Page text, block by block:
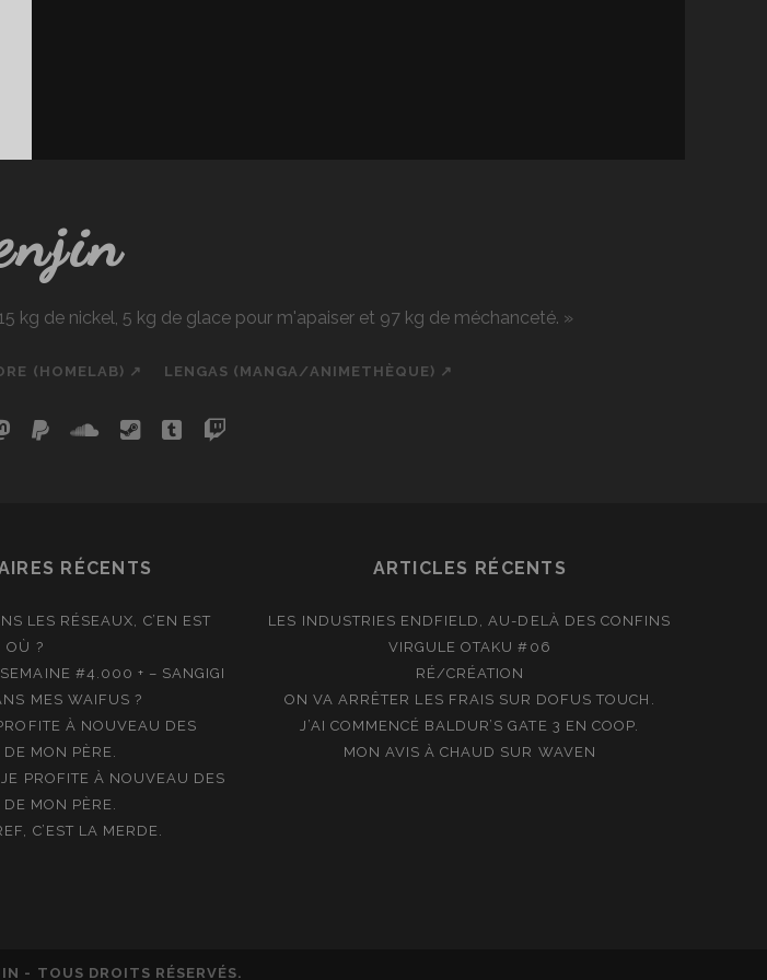
kg de nickel, 5 kg de glace pour m'apaiser et 97 kg de méchanceté. »
(HOMELAB) ↗ LENGAS (MANGA/ANIMETHÈQUE) ↗
mastodon
paypalsoundcloud
steamtumblrtwitch
RÉCENTS
LES RÉSEAUX, C’EN EST
OÙ ?
#4.000 + – SANGIGI
MES WAIFUS ?
À NOUVEAU DES
MON PÈRE.
JE PROFITE À NOUVEAU DES
MON PÈRE.
C’EST LA MERDE.
ARTICLES RÉCENTS
LES INDUSTRIES ENDFIELD, AU-DELÀ DES CONFINS
VIRGULE OTAKU #06
RÉ/CRÉATION
ON VA ARRÊTER LES FRAIS SUR DOFUS TOUCH.
J’AI COMMENCÉ BALDUR’S GATE 3 EN COOP.
MON AVIS À CHAUD SUR WAVEN
- TOUS DROITS RÉSERVÉS.